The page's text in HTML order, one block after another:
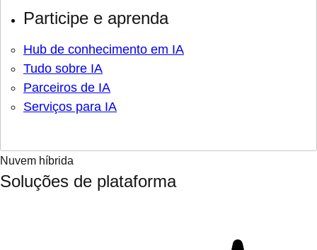
Participe e aprenda
Hub de conhecimento em IA
Tudo sobre IA
Parceiros de IA
Serviços para IA
Nuvem híbrida
Soluções de plataforma